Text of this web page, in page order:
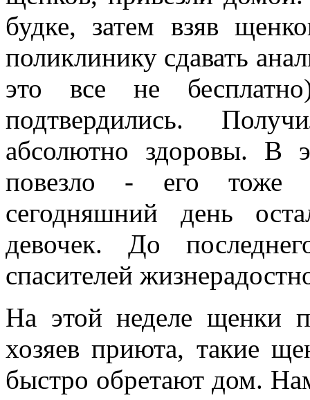
будке, затем взяв
поликлинику сдавать
это все не
подтвердились.
абсолютно здоровы. В
повезло - его тоже
сегодняшний день
девочек. До
спасителей
На этой неделе щенки
хозяев приюта, такие
быстро обретают дом.